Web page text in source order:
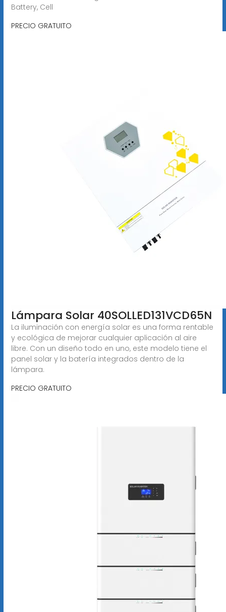
Battery, Cell
PRECIO GRATUITO
Lámpara Solar 40SOLLED131VCD65N
La iluminación con energía solar es una forma rentable
y ecológica de mejorar cualquier aplicación al aire
libre. Con un diseño todo en uno, este modelo tiene el
panel solar y la batería integrados dentro de la
lámpara.
PRECIO GRATUITO